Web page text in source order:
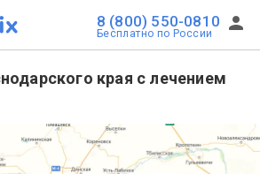
8 (800) 550-0810
Бесплатно по России
края с лечением